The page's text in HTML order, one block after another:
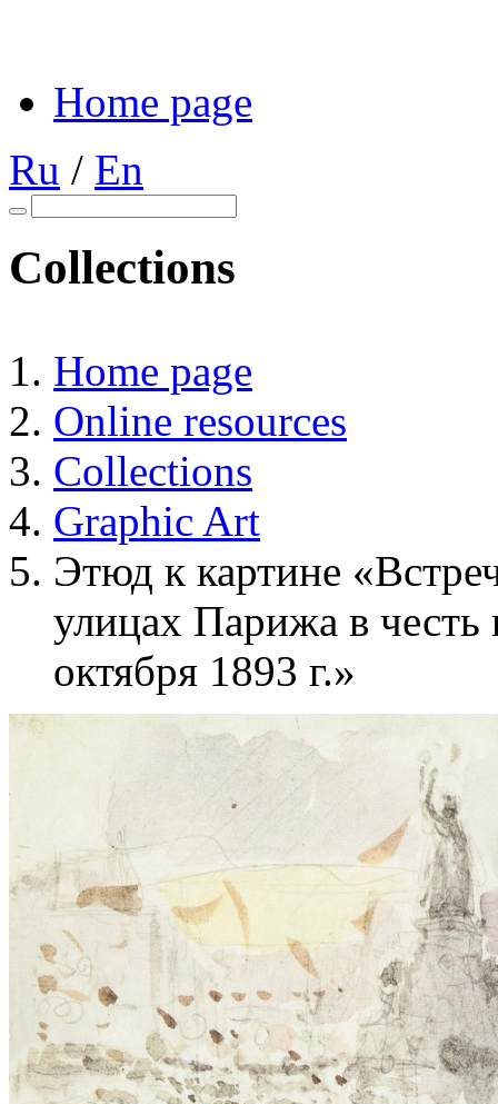
Home page
Ru / En
Collections
Home page
Online resources
Collections
Graphic Art
Этюд к картине
улицах Парижа в
октября 1893 г.»